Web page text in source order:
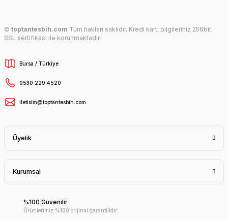
© toptantesbih.com Tüm hakları saklıdır. Kredi kartı bilgileriniz 256bit
SSL sertifikası ile korunmaktadır.
Bursa / Türkiye
0530 229 4520
iletisim@toptantesbih.com
Üyelik
Kurumsal
%100 Güvenilir
Ürünlerimiz %100 orijinal garantilidir.